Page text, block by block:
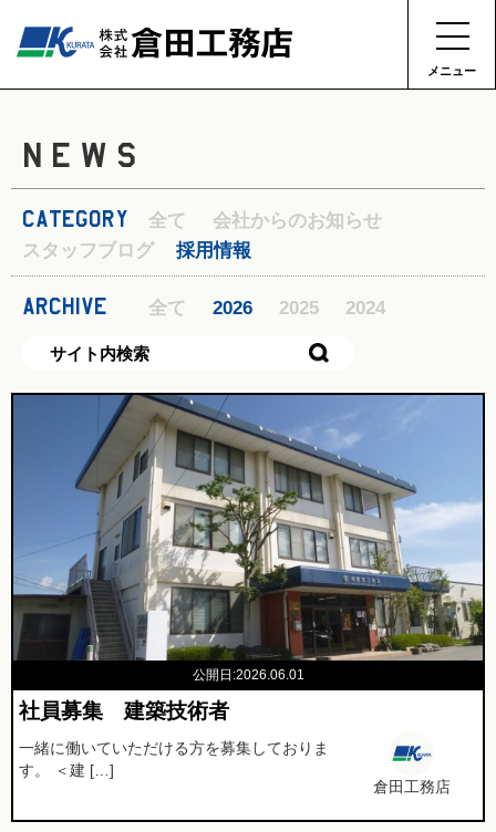
メニュー
NEWS
CATEGORY 全て
会社からのお知らせ
スタッフブログ
採用情報
ARCHIVE 全て 2026 2025 2024
公開日:2026.06.01
社員募集 建築技術者
一緒に働いていただける方を募集しておりま
す。 ＜建 […]
倉田工務店